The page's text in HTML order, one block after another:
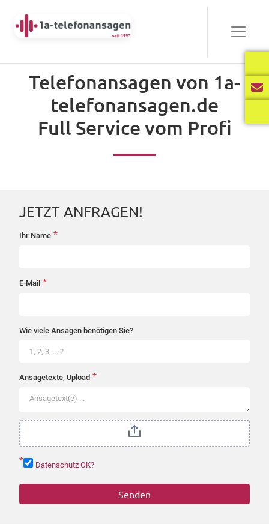
Bewährt
Player
00:00
Player
Telefonansagen von 1a-
telefonansagen.de
Full Service vom Profi
JETZT ANFRAGEN!
startseite-
Ihr Name *
E-Mail *
Wie viele Ansagen benötigen Sie?
Ansagetexte, Upload *
* Datenschutz OK?
Senden